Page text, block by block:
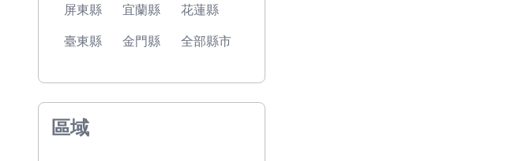
屏東縣 宜蘭縣 花蓮縣
臺東縣 金門縣 全部縣市
區域